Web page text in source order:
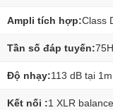
Ampli tích hợp:Class
Tần số đáp tuyến:
Độ nhạy:113 dB tại 1m
Kết nối :1 XLR